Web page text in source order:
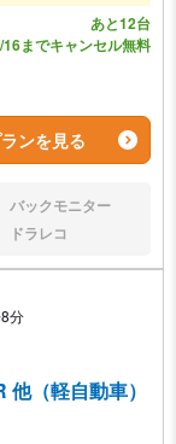
あと12台
16までキャンセル無料
ンを見る
し:バックモニター
し:ドラレコ
分
（軽自動車）